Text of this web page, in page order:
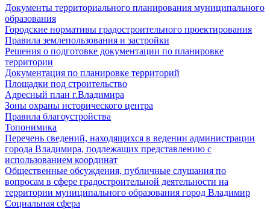
Документы территориального планирования муниципального
образования
Городские нормативы градостроительного проектирования
Правила землепользования и застройки
Решения о подготовке документации по планировке
территории
Документация по планировке территорий
Площадки под строительство
Адресный план г.Владимира
Зоны охраны исторического центра
Правила благоустройства
Топонимика
Перечень сведений, находящихся в ведении администрации
города Владимира, подлежащих представлению с
использованием координат
Общественные обсуждения, публичные слушания по
вопросам в сфере градостроительной деятельности на
территории муниципального образования город Владимир
Социальная сфера